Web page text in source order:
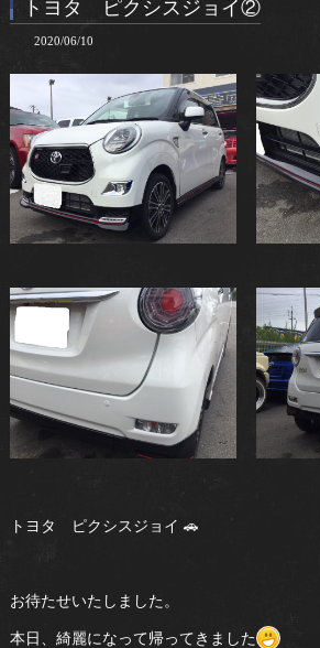
トヨタ ピクシスジョイ②
2020/06/10
トヨタ ピクシスジョイ 🚗
お待たせいたしました。
本日、綺麗になって帰ってきました